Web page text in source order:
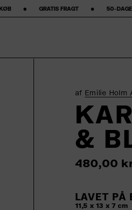
•‎ ‎ ‎ ‎ ‎ ‎ ‎ ‎ 50-DAGES RETURRET ‎ ‎ ‎ ‎ ‎ ‎ ‎ •‎
af Emilie Holm
&
480,00
LAVET PÅ
11,5 x 13 x 7 cm